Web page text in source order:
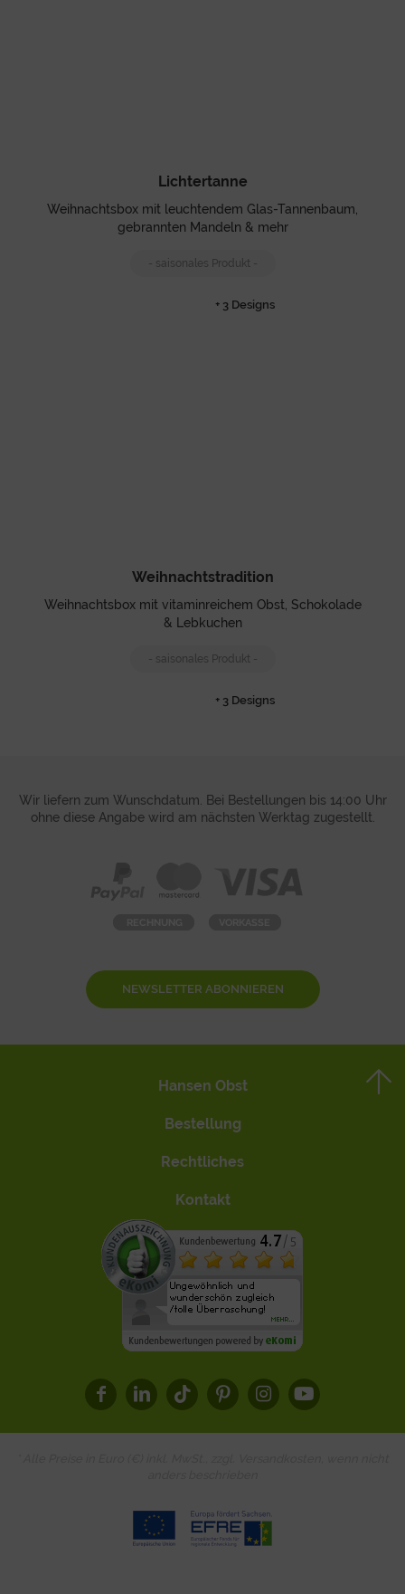
Lichtertanne
Weihnachtsbox mit leuchtendem Glas-Tannenbaum,
gebrannten Mandeln & mehr
- saisonales Produkt -
+ 3 Designs
Weihnachtstradition
Weihnachtsbox mit vitaminreichem Obst, Schokolade
& Lebkuchen
- saisonales Produkt -
+ 3 Designs
Wir liefern zum Wunschdatum. Bei Bestellungen bis 14:00 Uhr
ohne diese Angabe wird am nächsten Werktag zugestellt.
NEWSLETTER ABONNIEREN
Hansen Obst
Bestellung
Rechtliches
Kontakt